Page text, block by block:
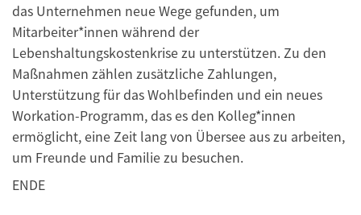
das Unternehmen neue Wege gefunden, um
Mitarbeiter*innen während der
Lebenshaltungskostenkrise zu unterstützen. Zu den
Maßnahmen zählen zusätzliche Zahlungen,
Unterstützung für das Wohlbefinden und ein neues
Workation-Programm, das es den Kolleg*innen
ermöglicht, eine Zeit lang von Übersee aus zu arbeiten,
um Freunde und Familie zu besuchen.
ENDE